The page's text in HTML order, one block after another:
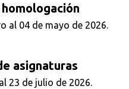
al 04 de mayo de 2026.
asignaturas
23 de julio de 2026.